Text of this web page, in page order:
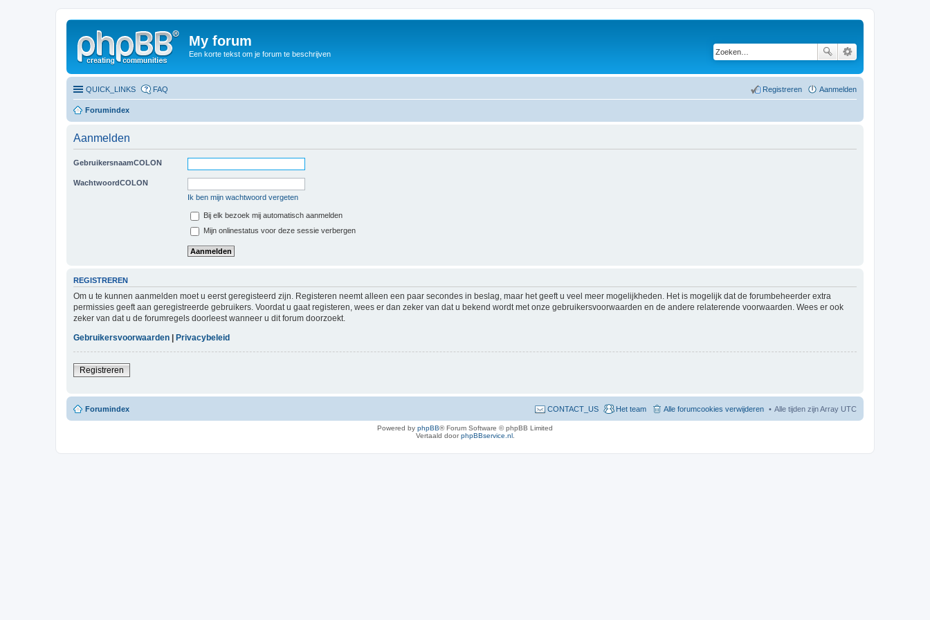
My forum
Een korte tekst om je forum te beschrijven
QUICK_LINKS FAQ Aanmelden
Registreren
Forumindex
Aanmelden
GebruikersnaamCOLON
WachtwoordCOLON
Ik ben mijn wachtwoord vergeten
Bij elk bezoek mij automatisch aanmelden
Mijn onlinestatus voor deze sessie verbergen
REGISTREREN
Om u te kunnen aanmelden moet u eerst geregisteerd zijn. Registeren neemt alleen een paar secondes in beslag, maar het geeft u veel meer mogelijkheden. Het is mogelijk dat de forumbeheerder extra
permissies geeft aan geregistreerde gebruikers. Voordat u gaat registeren, wees er dan zeker van dat u bekend wordt met onze gebruikersvoorwaarden en de andere relaterende voorwaarden. Wees er ook
zeker van dat u de forumregels doorleest wanneer u dit forum doorzoekt.
Gebruikersvoorwaarden
Privacybeleid
Registreren
Forumindex Alle tijden zijn Array UTC
Alle forumcookies verwijderen
Het team
CONTACT_US
Powered by phpBB® Forum Software © phpBB Limited
Vertaald doorphpBBservice.nl.